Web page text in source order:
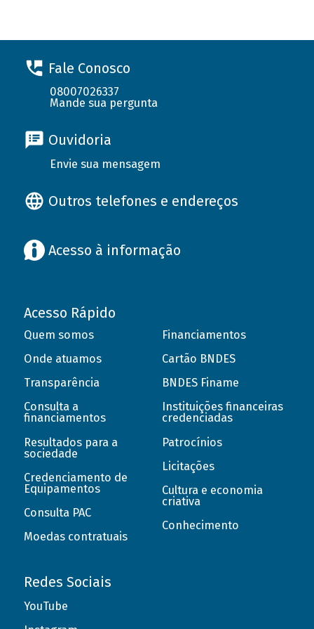
Fale Conosco
08007026337
Mande sua pergunta
Ouvidoria
Envie sua mensagem
Outros telefones e endereços
Acesso à informação
Acesso Rápido
Quem somos
Onde atuamos
Transparência
Consulta a
financiamentos
Resultados para a
sociedade
Credenciamento de
Equipamentos
Consulta PAC
Moedas contratuais
Financiamentos
Cartão BNDES
BNDES Finame
Instituições financeiras
credenciadas
Patrocínios
Licitações
Cultura e economia
criativa
Conhecimento
Redes Sociais
YouTube